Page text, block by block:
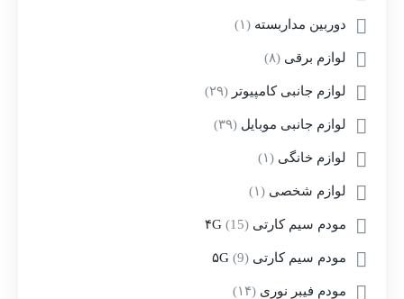
دوربین مداربسته (۱)
لوازم برقی (۸)
لوازم جانبی کامپیوتر (۲۹)
لوازم جانبی موبایل (۳۹)
لوازم خانگی (۱)
لوازم شخصی (۱)
مودم سیم کارتی ۴G (15)
مودم سیم کارتی ۵G (9)
مودم فیبر نوری (۱۴)